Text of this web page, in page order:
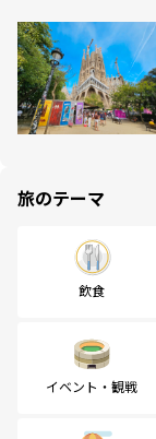
旅のテーマ
飲食
イベント・観戦